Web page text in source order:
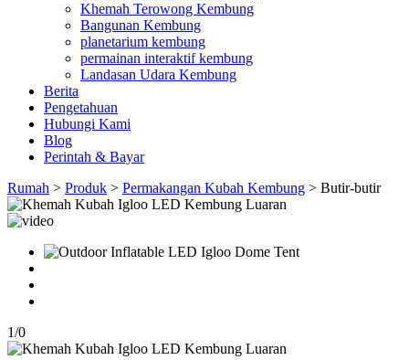
Khemah Terowong Kembung
Bangunan Kembung
planetarium kembung
permainan interaktif kembung
Landasan Udara Kembung
Berita
Pengetahuan
Hubungi Kami
Blog
Perintah & Bayar
Rumah > Produk > Permakangan Kubah Kembung > Butir-butir
1/0